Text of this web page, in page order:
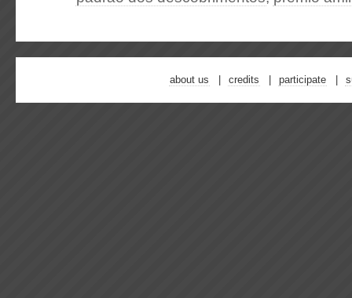
about us credits participate